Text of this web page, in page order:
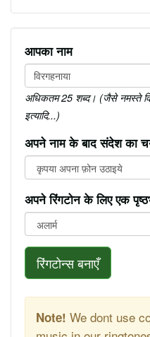
आपका नाम
अधिकतम 25 शब्द। (जैसे नमस्ते
इत्यादि...)
अपने नाम के बाद संदेश का
अपने रिंगटोन के लिए एक
रिंगटोन्स बनाएँ
Note! We dont use